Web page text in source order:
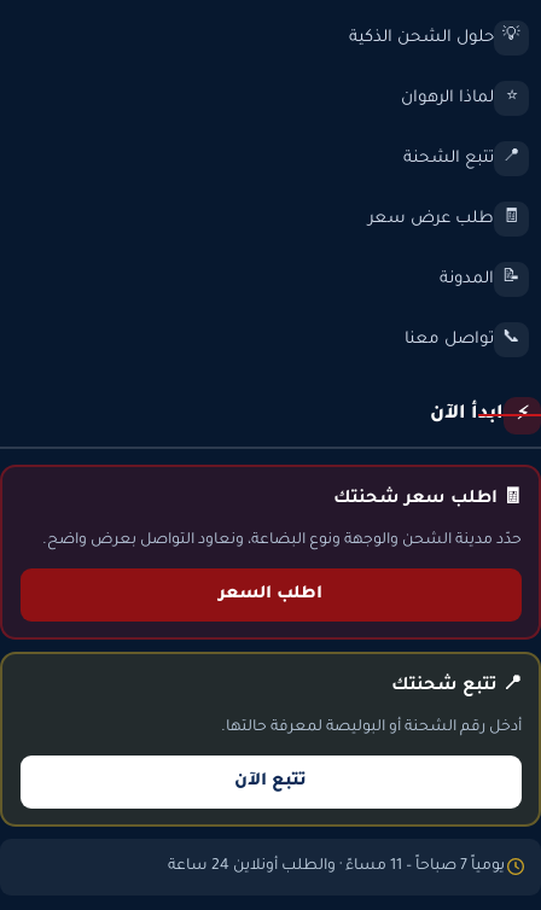
💡 حلول الشحن الذكية
⭐ لماذا الرهوان
📍 تتبع الشحنة
🧾 طلب عرض سعر
📝 المدونة
📞 تواصل معنا
⚡ ابدأ الآن
🧾 اطلب سعر شحنتك
حدّد مدينة الشحن والوجهة ونوع البضاعة، ونعاود التواصل بعرض واضح.
اطلب السعر
📍 تتبع شحنتك
أدخل رقم الشحنة أو البوليصة لمعرفة حالتها.
تتبع الآن
يومياً 7 صباحاً – 11 مساءً · والطلب أونلاين 24 ساعة